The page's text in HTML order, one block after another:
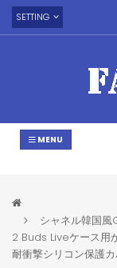
SETTING
MENU
シャネル韓国
2 Buds Liveケース用
耐衝撃シリコン保護